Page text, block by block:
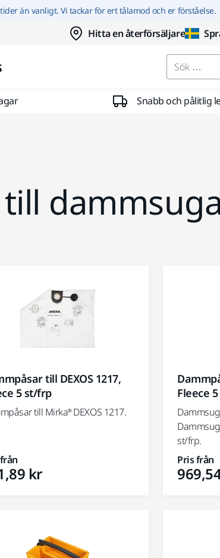
än vanligt. Vi tackar för ert tålamod och er förståelse.
Hitta en återförsäljare
Sök …
Snabb och pålitlig
till DEXOS 1217,
5 st/frp
till Mirka® DEXOS 1217.
kr
Fleece
st/frp.
Pris från